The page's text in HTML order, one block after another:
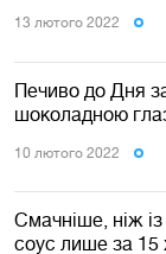
13 лютого 2022
Печиво до Дня
шоколадною
10 лютого 2022
Смачніше, ніж
соус лише за 15